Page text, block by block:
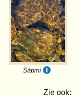
Sápmi
Zie ook: